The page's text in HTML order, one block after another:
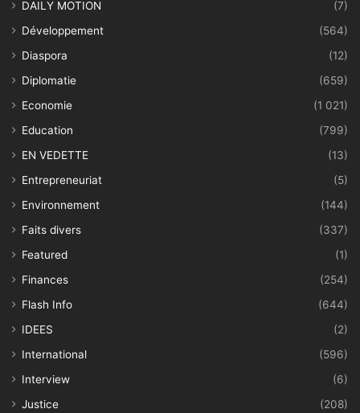
DAILY MOTION
(7)
Développement
(564)
Diaspora
(12)
Diplomatie
(659)
Economie
(1 021)
Education
(799)
EN VEDETTE
(13)
Entrepreneuriat
(5)
Environnement
(144)
Faits divers
(337)
Featured
(1)
Finances
(254)
Flash Info
(644)
IDEES
(2)
International
(596)
Interview
(6)
Justice
(208)